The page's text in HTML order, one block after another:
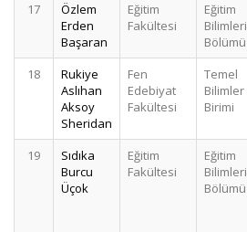
17
Özlem
Erden
Başaran
Eğitim
Fakültesi
Eğitim
Bilimleri
Bölümü
18
Rukiye
Aslıhan
Aksoy
Sheridan
Fen
Edebiyat
Fakültesi
Temel
Bilimler
Birimi
19
Sıdıka
Burcu
Üçok
Eğitim
Fakültesi
Eğitim
Bilimleri
Bölümü